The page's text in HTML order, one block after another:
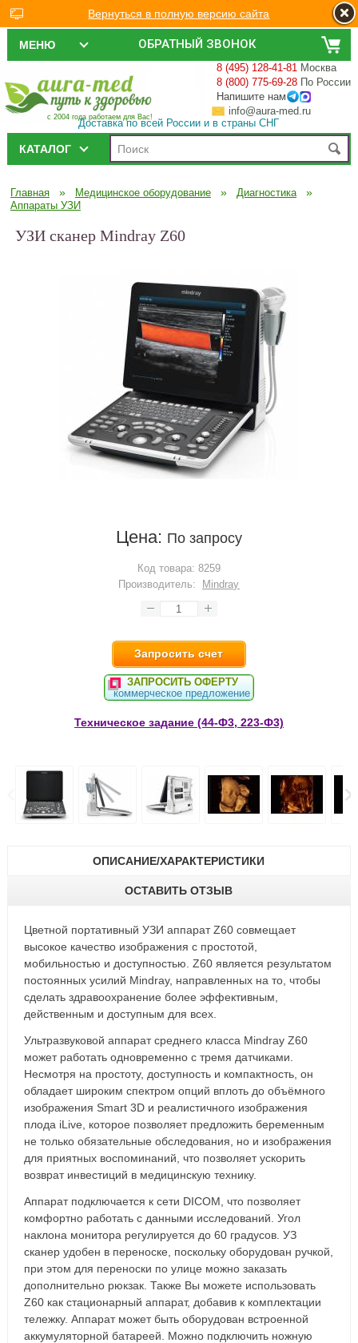
ОБРАТНЫЙ ЗВОНОК
МЕНЮ
с 2004 года работаем для Вас!
8 (495) 128-41-81 Москва
8 (800) 775-69-28 По России
Напишите нам
info@aura-med.ru
Доставка по всей России и в страны СНГ
КАТАЛОГ
Главная » Медицинское оборудование » Диагностика »
Аппараты УЗИ
УЗИ сканер Mindray Z60
Цена: По запросу
Код товара: 8259
Производитель:
Mindray
Запросить счет
ЗАПРОСИТЬ ОФЕРТУ
коммерческое предложение
Техническое задание (44-Ф3, 223-Ф3)
ОПИСАНИЕ/ХАРАКТЕРИСТИКИ
ОСТАВИТЬ ОТЗЫВ
Цветной портативный УЗИ аппарат Z60 совмещает
высокое качество изображения с простотой,
мобильностью и доступностью. Z60 является результатом
постоянных усилий Mindray, направленных на то, чтобы
сделать здравоохранение более эффективным,
действенным и доступным для всех.
Ультразвуковой аппарат среднего класса Mindray Z60
может работать одновременно с тремя датчиками.
Несмотря на простоту, доступность и компактность, он
обладает широким спектром опций вплоть до объёмного
изображения Smart 3D и реалистичного изображения
плода iLive, которое позволяет предложить беременным
не только обязательные обследования, но и изображения
для приятных воспоминаний, что позволяет ускорить
возврат инвестиций в медицинскую технику.
Аппарат подключается к сети DICOM, что позволяет
комфортно работать с данными исследований. Угол
наклона монитора регулируется до 60 градусов. УЗ
сканер удобен в переноске, поскольку оборудован ручкой,
при этом для переноски по улице можно заказать
дополнительно рюкзак. Также Вы можете использовать
Z60 как стационарный аппарат, добавив к комплектации
тележку. Аппарат может быть оборудован встроенной
аккумуляторной батареей. Можно подключить ножную
Вернуться в полную версию сайта